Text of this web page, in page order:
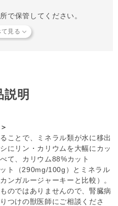
で保管してください。
正を受け付けることができ
」をお送りする前であれ
ジにてご注文をキャンセル
説明
ことで、ミネラル類が水に移出
にリン・カリウムを大幅にカッ
て、カリウム88%カット
ト（290mg/100g）とミネラル
ンガルージャーキーと比較）。
のではありませんので、腎臓病
つけの獣医師にご相談くださ